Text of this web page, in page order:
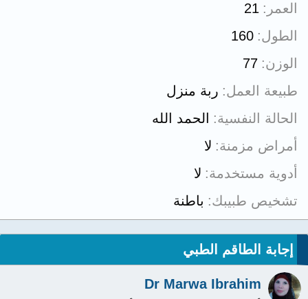
العمر
21
الطول 160
الوزن 77
طبيعة العمل ربة منزل
الحالة النفسية
الحمد الله
أمراض مزمنة لا
أدوية مستخدمة لا
تشخيص طبيبك
باطنة
إجابة الطاقم الطبي
Dr Marwa Ibrahim